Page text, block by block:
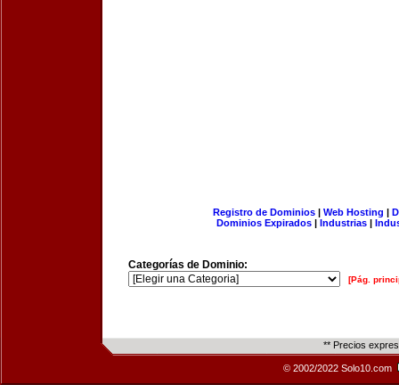
Registro de Dominios| Web Hosting |
Dominios Expirados | Industrias |
Categorías de Dominio:
[Pág.
** Precios
© 2002/2022 Solo10.com